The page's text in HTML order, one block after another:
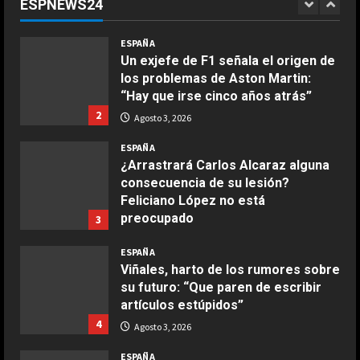
ESPNEWS24
1
2
ESPAÑA
Un exjefe de F1 señala el origen de
los problemas de Aston Martin:
“Hay que irse cinco años atrás”
Agosto 3, 2026
3
ESPAÑA
¿Arrastrará Carlos Alcaraz alguna
consecuencia de su lesión?
Feliciano López no está
preocupado
4
ESPAÑA
Viñales, harto de los rumores sobre
su futuro: “Que paren de escribir
artículos estúpidos”
Agosto 3, 2026
ESPAÑA
Ensalada de espinacas deliciosa
Maggio 28, 2026
COCINA
Boquerones fritos en freidora de
aire
Aprile 24, 2026
Buñuelos de alcachofas
Aprile 5, 2026